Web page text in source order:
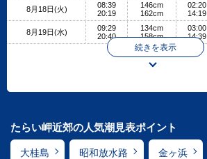
8月18日(火)
08:39
20:19
146cm
162cm
02:20
14:19
8月19日(水)
09:29
20:40
134cm
158cm
03:00
14:39
続きを表示
たらい岬近郊の人気潮見表ポイント
大桂島 昭和放水路 金ヶ浜